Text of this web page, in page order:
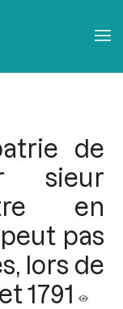
de
sieur
en
pas
lors de
1791